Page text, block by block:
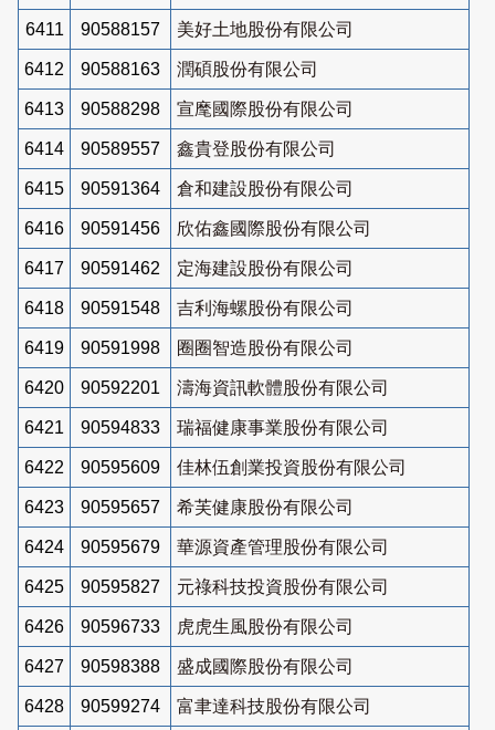
6411 90588157 美好土地股份有限公司
6412 90588163 潤碩股份有限公司
6413 90588298 宣麾國際股份有限公司
6414 90589557 鑫貴登股份有限公司
6415 90591364 倉和建設股份有限公司
6416 90591456 欣佑鑫國際股份有限公司
6417 90591462 定海建設股份有限公司
6418 90591548 吉利海螺股份有限公司
6419 90591998 圈圈智造股份有限公司
6420 90592201 濤海資訊軟體股份有限公司
6421 90594833 瑞福健康事業股份有限公司
6422 90595609 佳林伍創業投資股份有限公司
6423 90595657 希芙健康股份有限公司
6424 90595679 華源資產管理股份有限公司
6425 90595827 元祿科技投資股份有限公司
6426 90596733 虎虎生風股份有限公司
6427 90598388 盛成國際股份有限公司
6428 90599274 富聿達科技股份有限公司